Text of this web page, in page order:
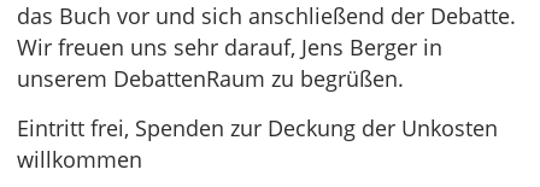
das Buch vor und sich anschließend der Debatte.
Wir freuen uns sehr darauf, Jens Berger in
unserem DebattenRaum zu begrüßen.
Eintritt frei, Spenden zur Deckung der Unkosten
willkommen